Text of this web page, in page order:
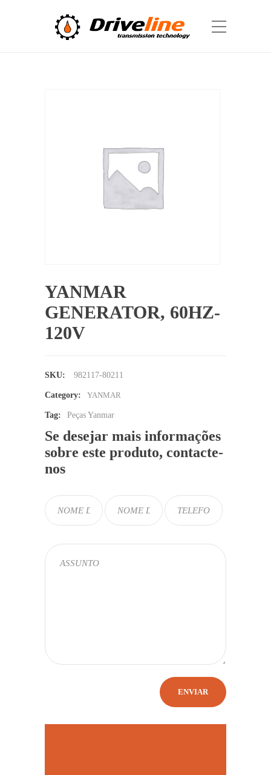
YANMAR
GENERATOR, 60HZ-
120V
SKU: 982117-80211
Category: YANMAR
Tag: Peças Yanmar
Se desejar mais informações
sobre este produto, contacte-
nos